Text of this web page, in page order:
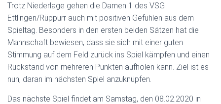
Trotz Niederlage gehen die Damen 1 des VSG
Ettlingen/Rüppurr auch mit positiven Gefühlen aus dem
Spieltag. Besonders in den ersten beiden Sätzen hat die
Mannschaft bewiesen, dass sie sich mit einer guten
Stimmung auf dem Feld zurück ins Spiel kämpfen und einen
Rückstand von mehreren Punkten aufholen kann. Ziel ist es
nun, daran im nächsten Spiel anzuknüpfen.
Das nächste Spiel findet am Samstag, den 08.02.2020 in